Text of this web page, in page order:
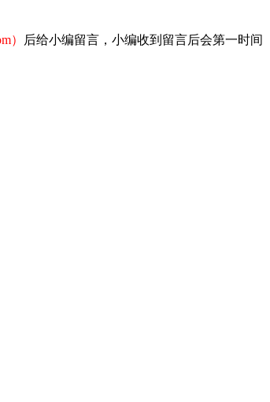
）
后给小编留言，小编收到留言后会第一时间